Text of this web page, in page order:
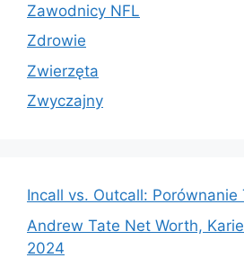
Zawodnicy NFL
Zdrowie
Zwierzęta
Zwyczajny
Incall vs. Outcall: Porównanie
Andrew Tate Net Worth,
2024